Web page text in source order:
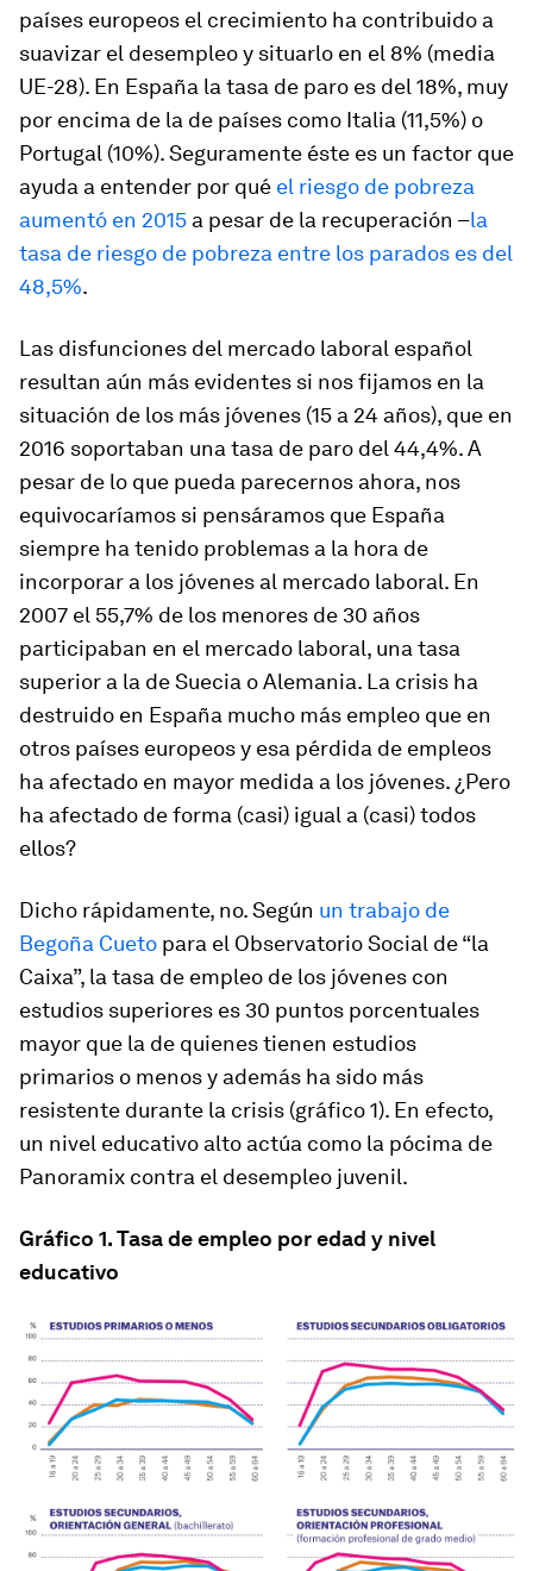
países europeos el crecimiento ha contribuido a
suavizar el desempleo y situarlo en el 8% (media
UE-28). En España la tasa de paro es del 18%, muy
por encima de la de países como Italia (11,5%) o
Portugal (10%). Seguramente éste es un factor que
ayuda a entender por qué el riesgo de pobreza
aumentó en 2015 a pesar de la recuperación –la
tasa de riesgo de pobreza entre los parados es del
48,5%.
Las disfunciones del mercado laboral español
resultan aún más evidentes si nos fijamos en la
situación de los más jóvenes (15 a 24 años), que en
2016 soportaban una tasa de paro del 44,4%. A
pesar de lo que pueda parecernos ahora, nos
equivocaríamos si pensáramos que España
siempre ha tenido problemas a la hora de
incorporar a los jóvenes al mercado laboral. En
2007 el 55,7% de los menores de 30 años
participaban en el mercado laboral, una tasa
superior a la de Suecia o Alemania. La crisis ha
destruido en España mucho más empleo que en
otros países europeos y esa pérdida de empleos
ha afectado en mayor medida a los jóvenes. ¿Pero
ha afectado de forma (casi) igual a (casi) todos
ellos?
Dicho rápidamente, no. Según un trabajo de
Begoña Cueto para el Observatorio Social de “la
Caixa”, la tasa de empleo de los jóvenes con
estudios superiores es 30 puntos porcentuales
mayor que la de quienes tienen estudios
primarios o menos y además ha sido más
resistente durante la crisis (gráfico 1). En efecto,
un nivel educativo alto actúa como la pócima de
Panoramix contra el desempleo juvenil.
Gráfico 1. Tasa de empleo por edad y nivel
educativo